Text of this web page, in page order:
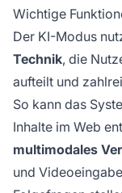
Wichtige
Der KI-Modus
Technik, die
aufteilt und
So kann das
Inhalte im Web
multimodales
und